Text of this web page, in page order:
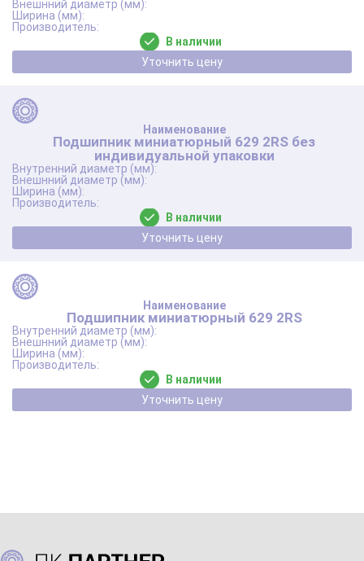
В наличии
Уточнить цену
Подшипник миниатюрный 629 2RS без
индивидуальной упаковки
В наличии
Уточнить цену
Подшипник миниатюрный 629 2RS
В наличии
Уточнить цену